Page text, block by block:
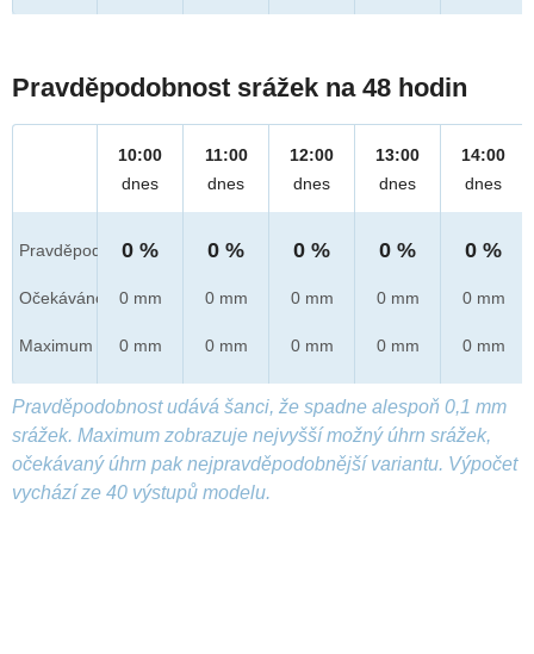
Pravděpodobnost srážek na 48 hodin
Pravděpod.
Očekáváno
Maximum
10:00
dnes
0 %
0 mm
0 mm
11:00
dnes
0 %
0 mm
0 mm
12:00
dnes
0 %
0 mm
0 mm
13:00
dnes
0 %
0 mm
0 mm
14:00
dnes
0 %
0 mm
0 mm
Pravděpodobnost udává šanci, že spadne alespoň 0,1 mm
srážek. Maximum zobrazuje nejvyšší možný úhrn srážek,
očekávaný úhrn pak nejpravděpodobnější variantu. Výpočet
vychází ze 40 výstupů modelu.